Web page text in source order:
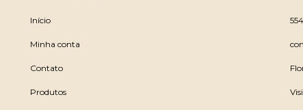
​Início
Minha conta
Contato
Produtos